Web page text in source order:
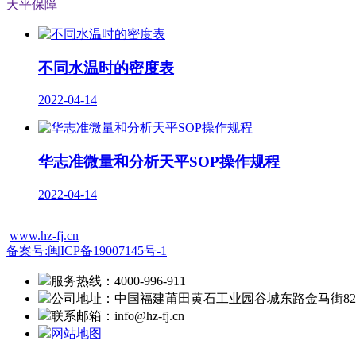
天平保障
不同水温时的密度表
2022-04-14
华志准微量和分析天平SOP操作规程
2022-04-14
www.hz-fj.cn
备案号:闽ICP备19007145号-1
服务热线：4000-996-911
公司地址：中国福建莆田黄石工业园谷城东路金马街
联系邮箱：info@hz-fj.cn
网站地图